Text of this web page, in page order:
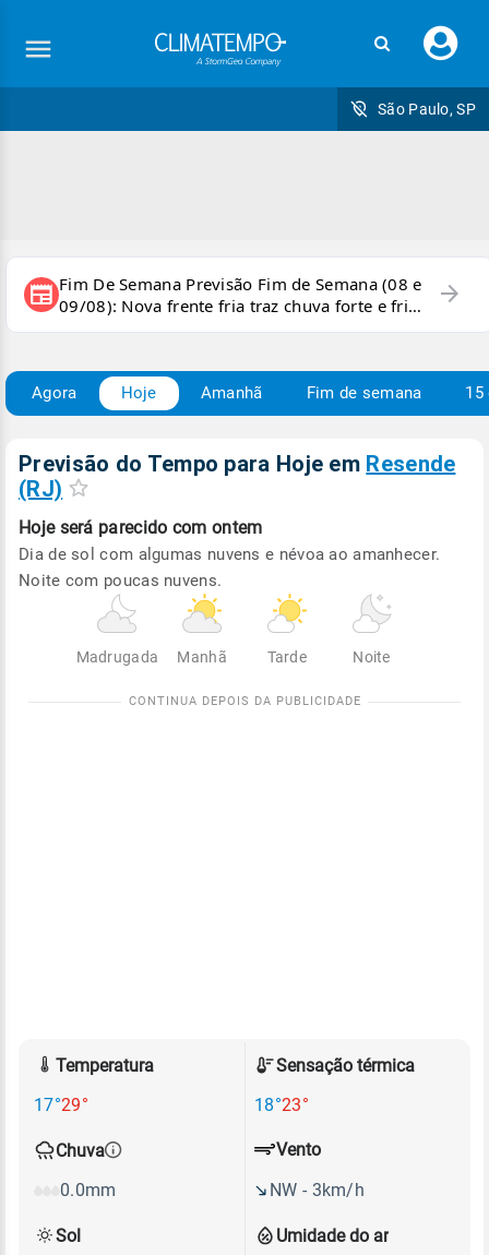
seu
São Paulo, SP
newspaper Fim De Semana Previsão Fim de Semana (08 e
09/08): Nova frente fria traz chuva forte e frio
para áreas do país
arrow_forward
Agora Hoje Amanhã Fim de semana 15
Previsão do Tempo para Hoje em Resende
(RJ)
Hoje será parecido com ontem
Dia de sol com algumas nuvens e névoa ao amanhecer.
Noite com poucas nuvens.
Madrugada Manhã Tarde Noite
Temperatura
17°29°
Sensação térmica
18°23°
Chuva
0.0mm
Umidade do ar
Vento
NW - 3km/h
Sol